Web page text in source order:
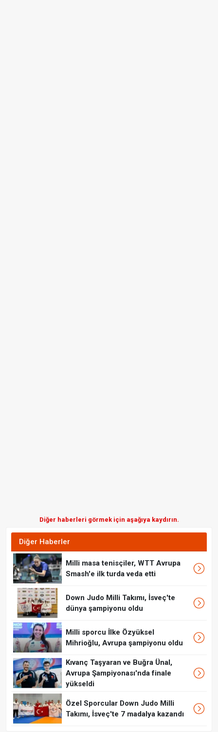
Diğer haberleri görmek için aşağıya kaydırın.
Diğer Haberler
Milli masa tenisçiler, WTT Avrupa
Smash'e ilk turda veda etti
Down Judo Milli Takımı, İsveç'te
dünya şampiyonu oldu
Milli sporcu İlke Özyüksel
Mihrioğlu, Avrupa şampiyonu oldu
Kıvanç Taşyaran ve Buğra Ünal,
Avrupa Şampiyonası'nda finale
yükseldi
Özel Sporcular Down Judo Milli
Takımı, İsveç'te 7 madalya kazandı